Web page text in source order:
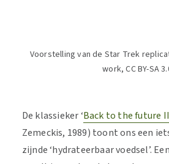
Voorstelling van de Star Trek
work, CC BY-SA
De klassieker ‘Back to the future II
Zemeckis, 1989) toont ons een
zijnde ‘hydrateerbaar voedsel’.